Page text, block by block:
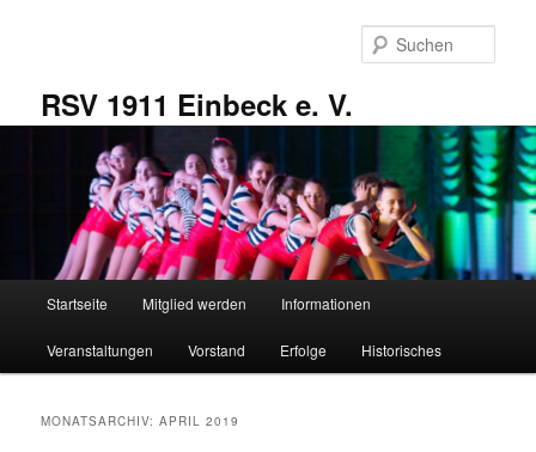
RSV 1911 Einbeck e. V.
Startseite Mitglied werden Informationen
Veranstaltungen Vorstand Erfolge Historisches
MONATSARCHIV:APRIL 2019